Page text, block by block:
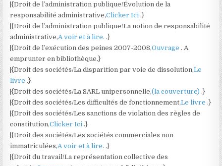
|{Droit de l’administration publique/Évolution de la
responsabilité administrative,Clicker Ici.}
|{Droit de l’administration publique/La notion de responsabilité
administrative,A voir et à lire..}
|{Droit de l’exécution des peines 2007-2008,Ouvrage. A
emprunter en bibliothèque.}
|{Droit des sociétés/La disparition par voie de dissolution,Le
livre.}
|{Droit des sociétés/La SARL unipersonnelle,(la couverture).}
|{Droit des sociétés/Les difficultés de fonctionnement,Le livre.}
|{Droit des sociétés/Les sanctions de violation des règles de
constitution,Clicker Ici.}
|{Droit des sociétés/Les sociétés commerciales non
immatriculées,A voir et à lire..}
|{Droit du travail/La représentation collective des